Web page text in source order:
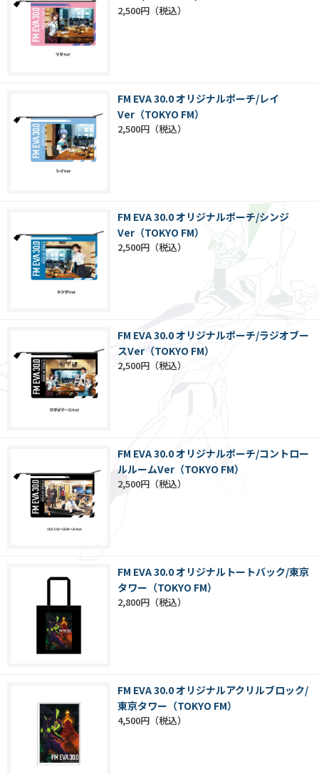
2,500円
FM EVA 30.0 オリジナルポーチ/レイ
Ver（TOKYO FM）
2,500円
FM EVA 30.0 オリジナルポーチ/シンジ
Ver（TOKYO FM）
2,500円
FM EVA 30.0 オリジナルポーチ/ラジオブー
スVer（TOKYO FM）
2,500円
FM EVA 30.0 オリジナルポーチ/コントロー
ルルームVer（TOKYO FM）
2,500円
FM EVA 30.0 オリジナルトートバック/東京
タワー（TOKYO FM）
2,800円
FM EVA 30.0 オリジナルアクリルブロック/
東京タワー（TOKYO FM）
4,500円